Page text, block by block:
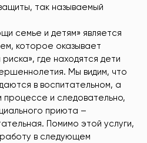
так называемый
семье и детям» является
которое оказывает
где находятся дети
Мы видим, что
в воспитательном, а
процессе и следовательно,
приюта –
Помимо этой услуги,
в следующем